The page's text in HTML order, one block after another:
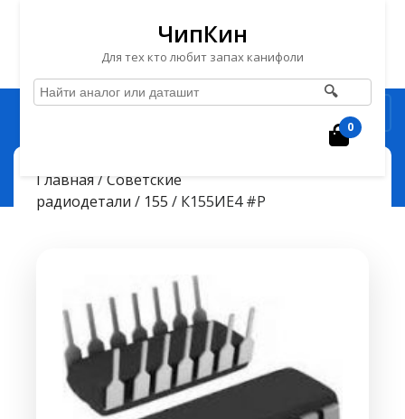
Перейти
содержимому
ЧипКин
Для тех кто любит запах канифоли
🔍
0
ЧипКин> > К155ИЕ4 #P
Главная/ Советские
радиодетали / 155 / К155ИЕ4 #P